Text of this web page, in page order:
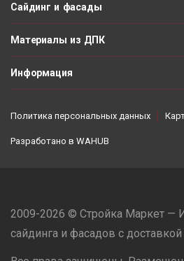
Сайдинг и фасады
Материалы из ДПК
Информация
Политика персональных данных
Разработано в WAHUB
2009-2026 © Стройка Маркет —
сайдинга и фасадов с